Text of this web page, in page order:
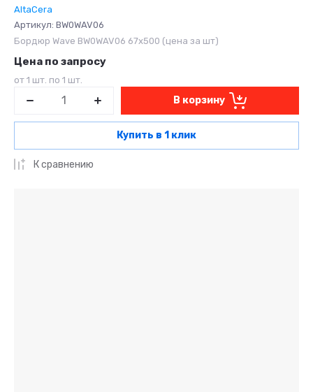
AltaCera
Артикул: BW0WAV06
Бордюр Wave BW0WAV06 67x500 (цена за шт)
Цена по запросу
от 1 шт. по 1 шт.
В корзину
Купить в 1 клик
К сравнению